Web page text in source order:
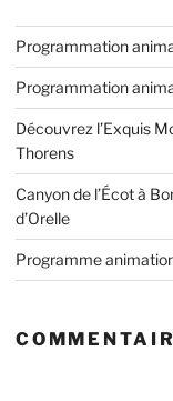
Programmation
Programmation
Découvrez l’Exquis
Thorens
Canyon de l’Écot à
d’Orelle
Programme